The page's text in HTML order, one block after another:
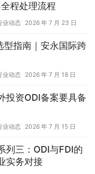
程处理流程
业动态 2026 年 7 月 23 日
型指南｜安永国际跨
业动态 2026 年 7 月 18 日
投资ODI备案要具备
业动态 2026 年 7 月 15 日
列三：ODI与FDI的
实务对接